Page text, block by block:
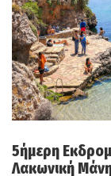
και
Ημέρα
5ήμερη
Λακωνική